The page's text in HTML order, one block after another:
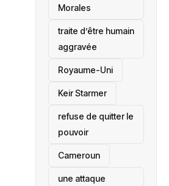
Morales
traite d’être humain
aggravée
‎Royaume-Uni
Keir Starmer
refuse de quitter le
pouvoir
‎Cameroun
une attaque